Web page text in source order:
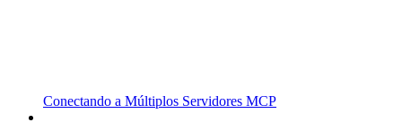
Conectando a Múltiplos Servidores MCP